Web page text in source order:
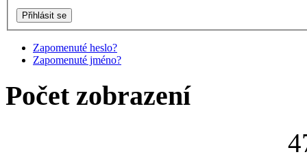
Zapomenuté heslo?
Zapomenuté jméno?
Počet zobrazení
4